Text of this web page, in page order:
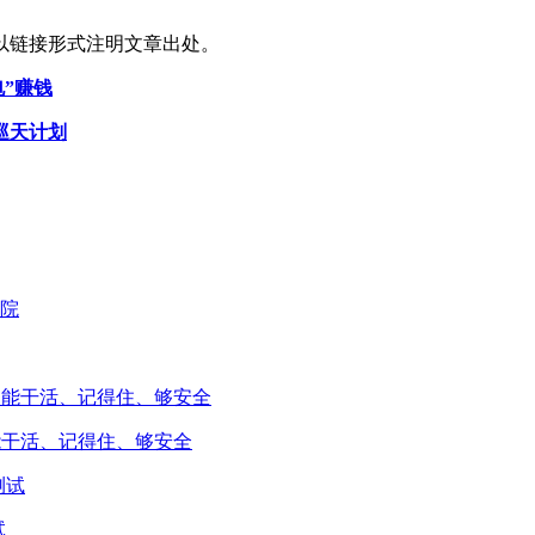
接形式注明文章出处。
赚钱
天计划
活、记得住、够安全